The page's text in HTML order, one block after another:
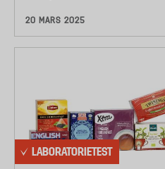
20 MARS 2025
LABORATORIETEST